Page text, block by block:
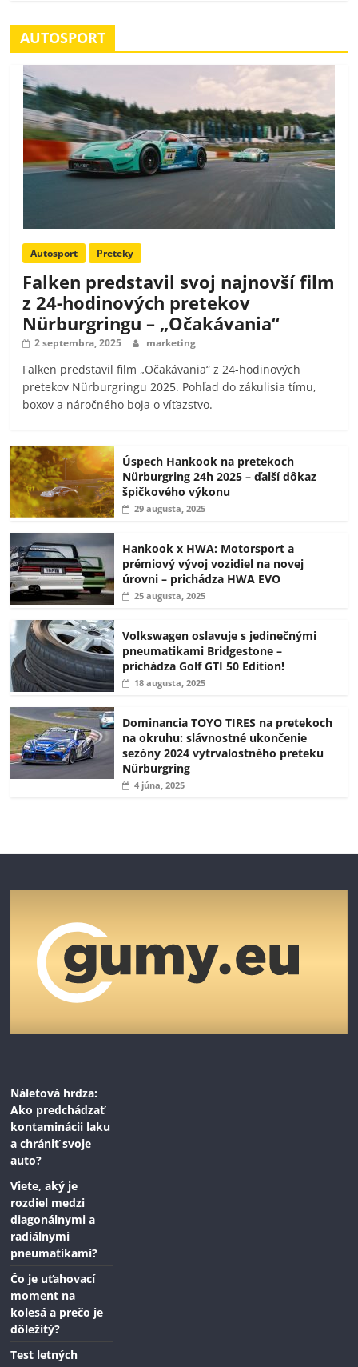
AUTOSPORT
Autosport Preteky
Falken predstavil svoj najnovší film
z 24-hodinových pretekov
Nürburgringu – „Očakávania“
2 septembra, 2025 marketing
Falken predstavil film „Očakávania“ z 24-hodinových
pretekov Nürburgringu 2025. Pohľad do zákulisia tímu,
boxov a náročného boja o víťazstvo.
Úspech Hankook na pretekoch
Nürburgring 24h 2025 – ďalší dôkaz
špičkového výkonu
29 augusta, 2025
Hankook x HWA: Motorsport a
prémiový vývoj vozidiel na novej
úrovni – prichádza HWA EVO
25 augusta, 2025
Volkswagen oslavuje s jedinečnými
pneumatikami Bridgestone –
prichádza Golf GTI 50 Edition!
18 augusta, 2025
Dominancia TOYO TIRES na pretekoch
na okruhu: slávnostné ukončenie
sezóny 2024 vytrvalostného preteku
Nürburgring
4 júna, 2025
Náletová hrdza:
Ako predchádzať
kontaminácii laku
a chrániť svoje
auto?
Viete, aký je
rozdiel medzi
diagonálnymi a
radiálnymi
pneumatikami?
Čo je uťahovací
moment na
kolesá a prečo je
dôležitý?
Test letných